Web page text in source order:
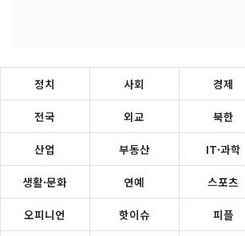
정치 사회 경제
전국 외교 북한
산업 부동산 IT·과학
생활·문화 연예 스포츠
오피니언 핫이슈 피플